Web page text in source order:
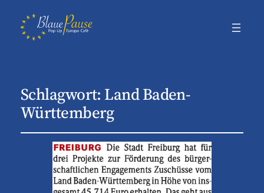
Schlagwort: Land Baden-
Württemberg